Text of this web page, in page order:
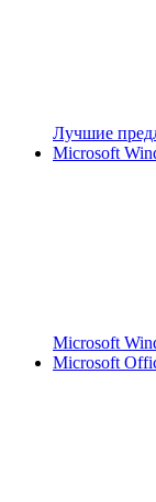
Лучшие
Microsoft
Microsoft
Microsoft